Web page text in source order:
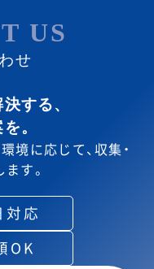
US
せ
する、
。
境に応じて、収集・
す。
応
OK